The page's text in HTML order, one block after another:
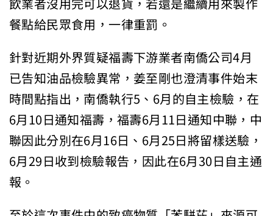
餐點給民眾食用，一律重罰。
針對近期外界質疑福壽下游業者南僑公司4月
已告知油品檢驗異常，姜至剛也澄清事件始末
時間點指出，南僑執行5、6月的自主檢驗，在
6月10日通知福壽，福壽6月11日通知中聯，中
聯因此分別在6月16日、6月25日將留樣送驗，
6月29日收到檢驗報告，因此在6月30日自主通
報。